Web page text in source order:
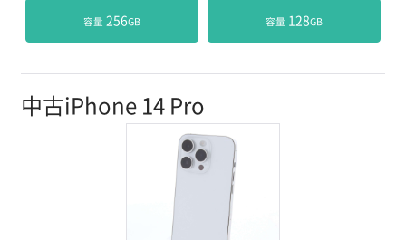
容量 256GB 容量 128GB
中古iPhone 14 Pro